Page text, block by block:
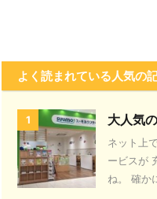
よく読まれている人気の
1 大人気
ネット上
ービスが
ね。 確か